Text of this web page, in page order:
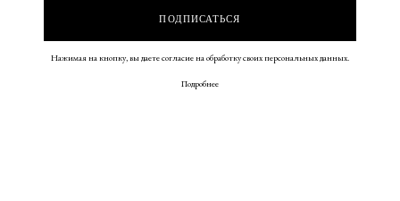
Нажимая на кнопку, вы даете согласие на обработку своих персональных данных.
Подробнее